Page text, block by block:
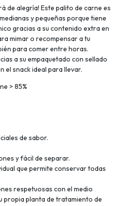
de alegría! Este palito de carne es
y pequeñas porque tiene
gracias a su contenido extra en
mimar o recompensar a tu
para comer entre horas.
a su empaquetado con sellado
el snack ideal para llevar.
> 85%
de sabor.
y fácil de separar.
que permite conservar todas
respetuosas con el medio
propia planta de tratamiento de